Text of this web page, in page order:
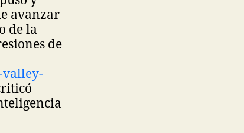
avanzar
de la
de